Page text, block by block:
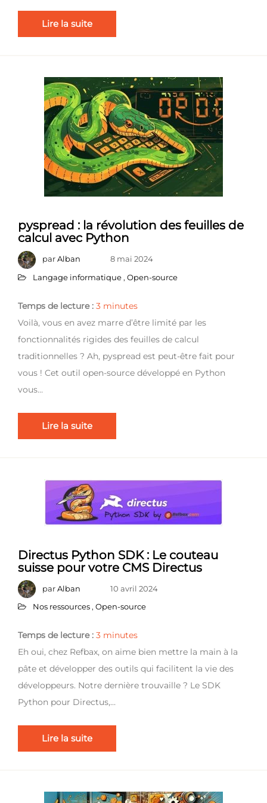
Lire la suite
pyspread : la révolution des feuilles de
calcul avec Python
parAlban
8 mai 2024
Langage informatique , Open-source
Temps de lecture : 3 minutes
Voilà, vous en avez marre d’être limité par les
fonctionnalités rigides des feuilles de calcul
traditionnelles ? Ah, pyspread est peut-être fait pour
vous ! Cet outil open-source développé en Python
vous…
Lire la suite
Directus Python SDK : Le couteau
suisse pour votre CMS Directus
parAlban
10 avril 2024
Nos ressources, Open-source
Temps de lecture : 3 minutes
Eh oui, chez Refbax, on aime bien mettre la main à la
pâte et développer des outils qui facilitent la vie des
développeurs. Notre dernière trouvaille ? Le SDK
Python pour Directus,…
Lire la suite